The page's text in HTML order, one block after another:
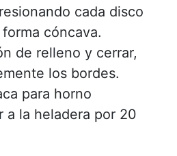
cada disco
cóncava.
de relleno y cerrar,
los bordes.
para horno
a la heladera por 20